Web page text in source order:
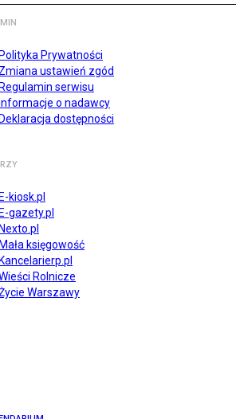
Polityka Prywatności
Zmiana ustawień zgód
Regulamin serwisu
Informacje o nadawcy
Deklaracja dostępności
E-kiosk.pl
E-gazety.pl
Nexto.pl
Mała księgowość
Kancelarierp.pl
Rolnicze
Warszawy